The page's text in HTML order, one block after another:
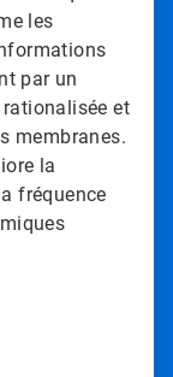
les
par un
et
membranes.
la
fréquence